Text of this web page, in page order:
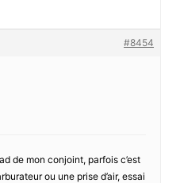
#8454
de mon conjoint, parfois c’est
ou une prise d’air, essai